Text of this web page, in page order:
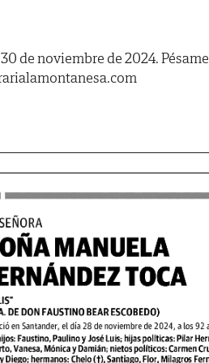
de noviembre de 2024.